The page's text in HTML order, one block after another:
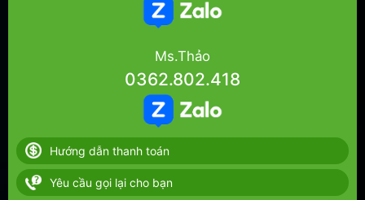
Ms.Thảo
0362.802.418
Hướng dẫn thanh toán
Yêu cầu gọi lại cho bạn